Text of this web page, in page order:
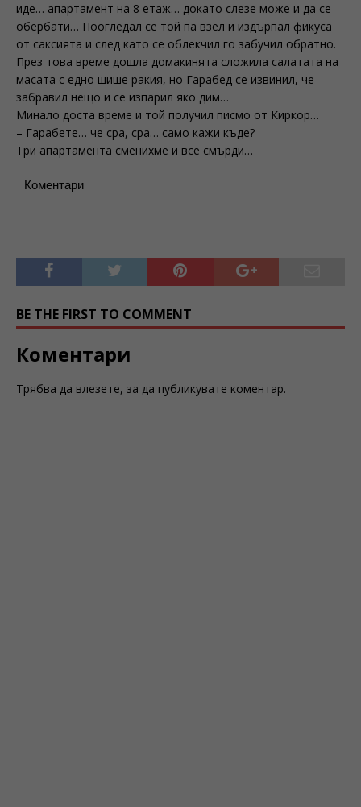
иде… апартамент на 8 етаж… докато слезе може и да се
обербати… Поогледал се той па взел и издърпал фикуса
от саксията и след като се облекчил го забучил обратно.
През това време дошла домакинята сложила салатата на
масата с едно шише ракия, но Гарабед се извинил, че
забравил нещо и се изпарил яко дим…
Минало доста време и той получил писмо от Киркор…
– Гарабете… че сра, сра… само кажи къде?
Три апартамента сменихме и все смърди…
Коментари
BE THE FIRST TO COMMENT
Коментари
Трябва да влезете, за да публикувате коментар.